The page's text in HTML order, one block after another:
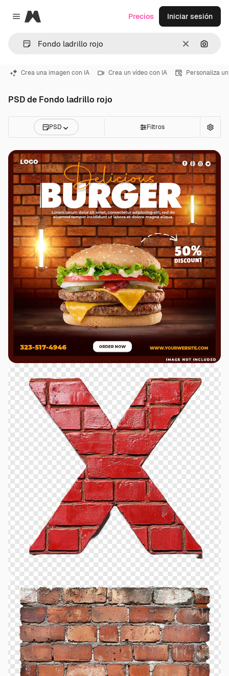
Close menu
Magnific
Borrar
Precios Iniciar sesión
Crea una imagen con IA Crea un vídeo con IA Personaliza
PSD de Fondo ladrillo rojo
PSD Filtros